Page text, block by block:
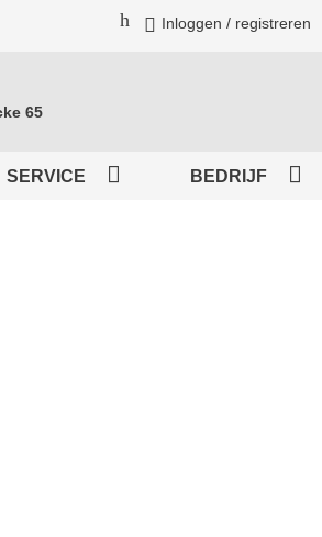
Inloggen / registreren
65
SERVICE BEDRIJF